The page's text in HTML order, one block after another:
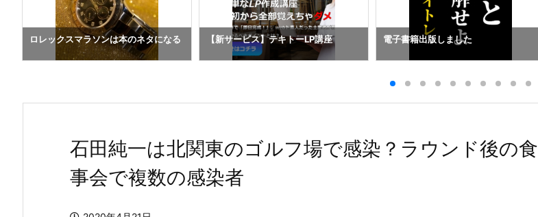
ロレックスマラソンは本のネタになる 【新サービス】テキトーLP講座 電子書籍出版しました
石田純一は北関東のゴルフ場で感染？ラウンド後の食
事会で複数の感染者